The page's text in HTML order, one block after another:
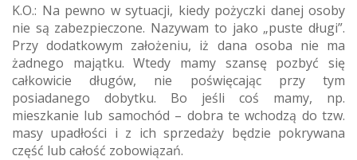
K.O.: Na pewno w sytuacji, kiedy pożyczki danej osoby
nie są zabezpieczone. Nazywam to jako „puste długi”.
Przy dodatkowym założeniu, iż dana osoba nie ma
żadnego majątku. Wtedy mamy szansę pozbyć się
całkowicie długów, nie poświęcając przy tym
posiadanego dobytku. Bo jeśli coś mamy, np.
mieszkanie lub samochód – dobra te wchodzą do tzw.
masy upadłości i z ich sprzedaży będzie pokrywana
część lub całość zobowiązań.